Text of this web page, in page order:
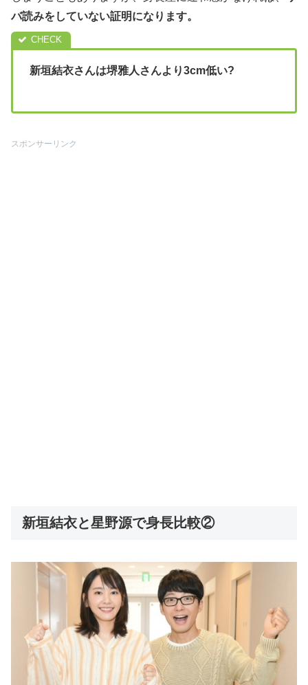
バ読みをしていない証明になります。
新垣結衣さんは堺雅人さんより3cm低い?
スポンサーリンク
新垣結衣と星野源で身長比較②